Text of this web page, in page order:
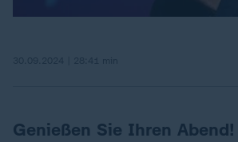
Genießen Sie Ihren Abend!